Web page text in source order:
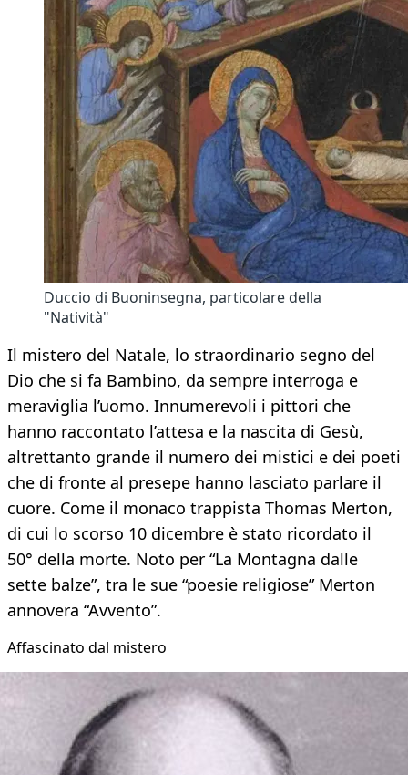
Duccio di Buoninsegna, particolare della
"Natività"
Il mistero del Natale, lo straordinario segno del
Dio che si fa Bambino, da sempre interroga e
meraviglia l’uomo. Innumerevoli i pittori che
hanno raccontato l’attesa e la nascita di Gesù,
altrettanto grande il numero dei mistici e dei poeti
che di fronte al presepe hanno lasciato parlare il
cuore. Come il monaco trappista Thomas Merton,
di cui lo scorso 10 dicembre è stato ricordato il
50° della morte. Noto per “La Montagna dalle
sette balze”, tra le sue “poesie religiose” Merton
annovera “Avvento”.
Affascinato dal mistero